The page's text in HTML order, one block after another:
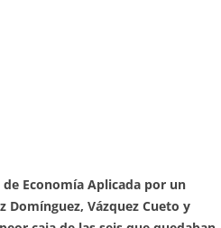
Economía Aplicada por un
Domínguez, Vázquez Cueto y